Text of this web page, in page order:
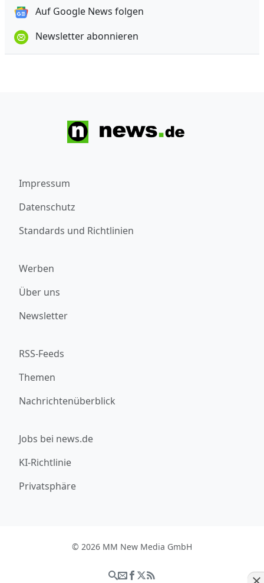
Auf Google News folgen
Newsletter abonnieren
Impressum
Datenschutz
Standards und Richtlinien
Werben
Über uns
Newsletter
RSS-Feeds
Themen
Nachrichtenüberblick
Jobs bei news.de
KI-Richtlinie
Privatsphäre
© 2026 MM New Media GmbH